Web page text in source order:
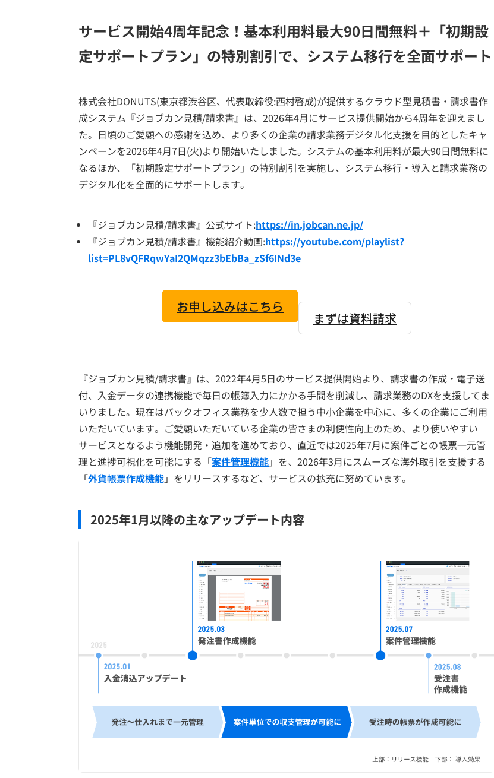
サービス開始4周年記念！基本利用料最大90日間無料＋「初期設
定サポートプラン」の特別割引で、システム移行を全面サポート
株式会社DONUTS(東京都渋谷区、代表取締役:西村啓成)が提供するクラウド型見積書・請求書作
成システム『ジョブカン見積/請求書』は、2026年4月にサービス提供開始から4周年を迎えまし
た。日頃のご愛顧への感謝を込め、より多くの企業の請求業務デジタル化支援を目的としたキャ
ンペーンを2026年4月7日(火)より開始いたしました。システムの基本利用料が最大90日間無料に
なるほか、「初期設定サポートプラン」の特別割引を実施し、システム移行・導入と請求業務の
デジタル化を全面的にサポートします。
『ジョブカン見積/請求書』公式サイト:https://in.jobcan.ne.jp/
『ジョブカン見積/請求書』機能紹介動画:https://youtube.com/playlist?
list=PL8vQFRqwYaI2QMqzz3bEbBa_zSf6INd3e
お申し込みはこちら
まずは資料請求
『ジョブカン見積/請求書』は、2022年4月5日のサービス提供開始より、請求書の作成・電子送
付、入金データの連携機能で毎日の帳簿入力にかかる手間を削減し、請求業務のDXを支援してま
いりました。現在はバックオフィス業務を少人数で担う中小企業を中心に、多くの企業にご利用
いただいています。ご愛顧いただいている企業の皆さまの利便性向上のため、より使いやすい
サービスとなるよう機能開発・追加を進めており、直近では2025年7月に案件ごとの帳票一元管
理と進捗可視化を可能にする「案件管理機能」を、2026年3月にスムーズな海外取引を支援する
「外貨帳票作成機能」をリリースするなど、サービスの拡充に努めています。
2025年1月以降の主なアップデート内容